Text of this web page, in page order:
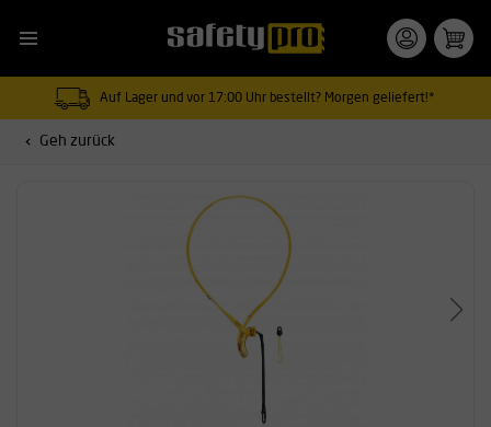
Auf Lager und vor 17:00 Uhr bestellt? Morgen geliefert!*
Geh zurück